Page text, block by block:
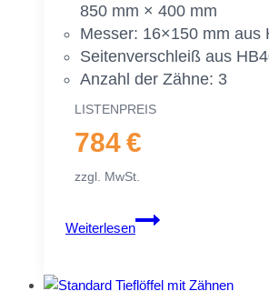
850 mm × 400 mm
Mes­ser: 16×150 mm aus
Sei­ten­ver­schleiß aus
An­zahl der Zäh­ne: 3
LIS­TEN­PREIS
784 €
zzgl. MwSt.
Weiterlesen
Stan­
dard
löf­